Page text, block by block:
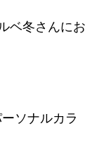
ベ冬さんにお
ソナルカラ